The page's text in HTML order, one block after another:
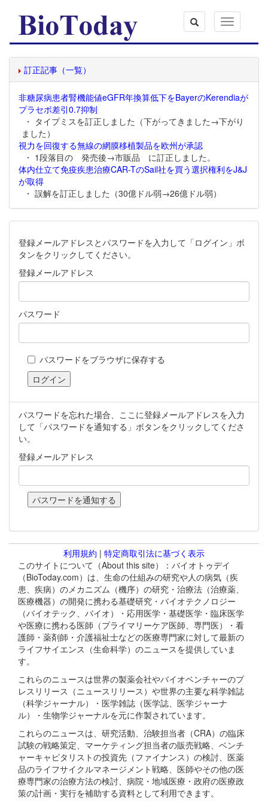
Toggle
navigation
訂正記事（一覧）
非糖尿病患者腎機能値eGFR年換算低下をBayerのKerendiaが
プラセボ差引0.7抑制
・ タイプミスを訂正しました（下がってきました→下がり
ました）
視力を回復する無線の網膜移植製品を欧州が承認
・ 1段落目の 発売後→市販品 に訂正しました。
体内仕立て免疫疾患治療CAR-TのSail社を買う選択権利をJ&J
が取得
・ 誤解を訂正しました（30億ドル弱→26億ドル弱）
登録メールアドレスとパスワードを入力して「ログイン」ボ
タンをクリックしてください。
登録メールアドレス
パスワード
パスワードをブラウザに保存する
パスワードを忘れた場合、ここに登録メールアドレスを入力
して「パスワードを通知する」ボタンをクリックしてくださ
い。
登録メールアドレス
利用規約 | 特定商取引法に基づく表示
このサイトについて（About this site）：バイオトゥデイ
（BioToday.com）は、生命の仕組みの研究や人の病気（疾
患、疾病）のメカニズム（機序）の研究・治療法（治療薬、
医療機器）の開発に携わる基礎研究・バイオテクノロジー
（バイオテック、バイオ）・応用医学・基礎医学・臨床医学
や医療に携わる医師（プライマリーケア医師、専門医）・看
護師・薬剤師・介護福祉士などの医療専門家に対して最新の
ライフサイエンス（生命科学）のニュースを提供していま
す。
これらのニュースは世界の製薬会社やバイオベンチャーのプ
レスリリース（ニュースリリース）や世界の主要な科学雑誌
（科学ジャーナル）・医学雑誌（医学誌、医学ジャーナ
ル）・生物学ジャーナルを元に作製されています。
これらのニュースは、研究活動、治験担当者（CRA）の臨床
試験の戦略策定、マーケティング担当者の販売戦略、ベンチ
ャーキャピタリストの投資先（ファイナンス）の検討、医薬
品のライフサイクルマネージメント戦略、医師やその他の医
療専門家の治療方法の検討、病院・地域医療・政府の医療政
策の計画・実行を補助する資料として利用できます。